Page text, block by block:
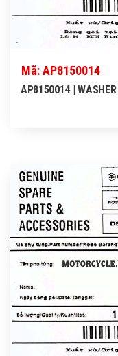
Mã: AP8150014
AP8150014 |